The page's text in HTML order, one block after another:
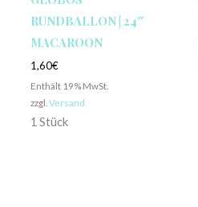
RUNDBALLON | 24″
MACAROON
1,60€
Enthält 19% MwSt.
zzgl. Versand
1 Stück